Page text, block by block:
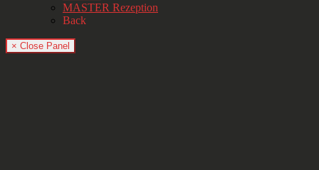
MASTER Rezeption
Back
× Close Panel